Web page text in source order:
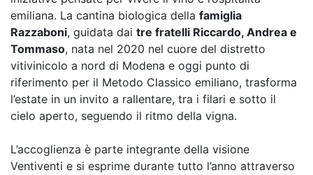
emiliana. La cantina biologica della famiglia
Razzaboni, guidata dai tre fratelli Riccardo, Andrea e
Tommaso, nata nel 2020 nel cuore del distretto
vitivinicolo a nord di Modena e oggi punto di
riferimento per il Metodo Classico emiliano, trasforma
l’estate in un invito a rallentare, tra i filari e sotto il
cielo aperto, seguendo il ritmo della vigna.
L’accoglienza è parte integrante della visione
Ventiventi e si esprime durante tutto l’anno attraverso